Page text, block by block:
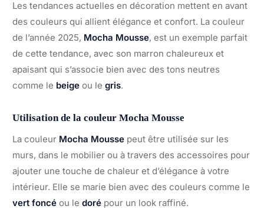
Les tendances actuelles en décoration mettent en avant
des couleurs qui allient élégance et confort. La couleur
de l’année 2025, Mocha Mousse, est un exemple parfait
de cette tendance, avec son marron chaleureux et
apaisant qui s’associe bien avec des tons neutres
comme le beige ou le gris.
Utilisation de la couleur Mocha Mousse
La couleur Mocha Mousse peut être utilisée sur les
murs, dans le mobilier ou à travers des accessoires pour
ajouter une touche de chaleur et d’élégance à votre
intérieur. Elle se marie bien avec des couleurs comme le
vert foncé ou le doré pour un look raffiné.